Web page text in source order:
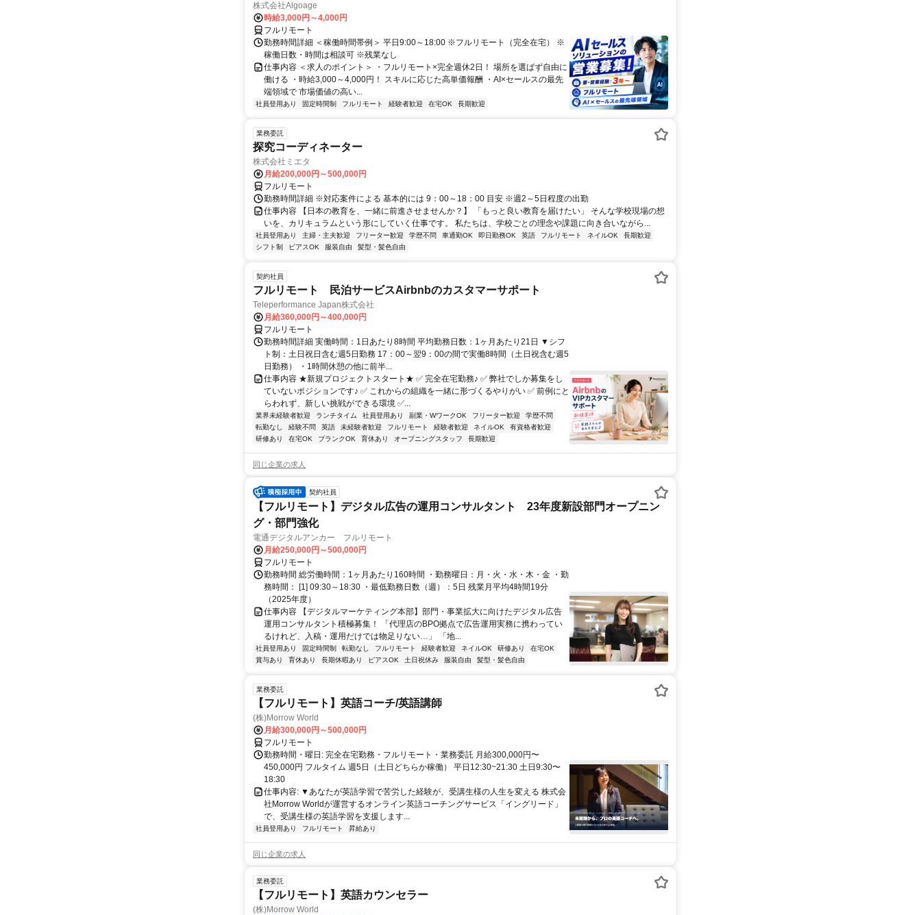
株式会社Algoage
時給3,000円～4,000円
フルリモート
勤務時間詳細 ＜稼働時間帯例＞ 平日9:00～18:00 ※フルリモート（完全在宅） ※
稼働日数・時間は相談可 ※残業なし
仕事内容 ＜求人のポイント＞ ・フルリモート×完全週休2日！ 場所を選ばず自由に
働ける ・時給3,000～4,000円！ スキルに応じた高単価報酬 ・AI×セールスの最先
端領域で 市場価値の高い...
社員登用あり 固定時間制 フルリモート 経験者歓迎 在宅OK 長期歓迎
業務委託
探究コーディネーター
株式会社ミエタ
月給200,000円～500,000円
フルリモート
勤務時間詳細 ※対応案件による 基本的には 9：00～18：00 目安 ※週2～5日程度の出勤
仕事内容 【日本の教育を、一緒に前進させませんか？】 「もっと良い教育を届けたい」 そんな学校現場の想
いを、カリキュラムという形にしていく仕事です。 私たちは、学校ごとの理念や課題に向き合いながら...
社員登用あり 主婦・主夫歓迎 フリーター歓迎 学歴不問 車通勤OK 即日勤務OK 英語 フルリモート ネイルOK
長期歓迎
シフト制
ピアスOK 服装自由 髪型・髪色自由
契約社員
フルリモート 民泊サービスAirbnbのカスタマーサポート
Teleperformance Japan株式会社
月給360,000円～400,000円
フルリモート
勤務時間詳細 実働時間：1日あたり8時間 平均勤務日数：1ヶ月あたり21日 ▼シフ
ト制：土日祝日含む週5日勤務 17：00～翌9：00の間で実働8時間（土日祝含む週5
日勤務） ・1時間休憩の他に前半...
仕事内容 ★新規プロジェクトスタート★ ✅ 完全在宅勤務♪ ✅ 弊社でしか募集をし
ていないポジションです♪ ✅ これからの組織を一緒に形づくるやりがい ✅ 前例にと
らわれず、新しい挑戦ができる環境 ✅...
業界未経験者歓迎 ランチタイム 社員登用あり 副業・WワークOK フリーター歓迎
学歴不問
転勤なし
経験不問 英語 未経験者歓迎 フルリモート 経験者歓迎 ネイルOK
有資格者歓迎
研修あり
在宅OK ブランクOK 育休あり オープニングスタッフ 長期歓迎
同じ企業の求人
契約社員
【フルリモート】デジタル広告の運用コンサルタント 23年度新設部門オープニン
グ・部門強化
電通デジタルアンカー フルリモート
月給250,000円～500,000円
フルリモート
勤務時間 総労働時間：1ヶ月あたり160時間 ・勤務曜日：月・火・水・木・金 ・勤
務時間： [1] 09:30～18:30 ・最低勤務日数（週）：5日 残業月平均4時間19分
（2025年度）
仕事内容 【デジタルマーケティング本部】部門・事業拡大に向けたデジタル広告
運用コンサルタント積極募集！ 「代理店のBPO拠点で広告運用実務に携わってい
るけれど、入稿・運用だけでは物足りない…」 「地...
社員登用あり 固定時間制 転勤なし フルリモート 経験者歓迎 ネイルOK 研修あり
在宅OK
賞与あり
育休あり 長期休暇あり ピアスOK 土日祝休み 服装自由 髪型・髪色自由
業務委託
【フルリモート】英語コーチ/英語講師
(株)Morrow World
月給300,000円～500,000円
フルリモート
勤務時間・曜日: 完全在宅勤務・フルリモート・業務委託 月給300,000円〜
450,000円 フルタイム 週5日（土日どちらか稼働） 平日12:30~21:30 土日9:30〜
18:30
仕事内容: ▼あなたが英語学習で苦労した経験が、受講生様の人生を変える 株式会
社Morrow Worldが運営するオンライン英語コーチングサービス「イングリード」
で、受講生様の英語学習を支援します...
社員登用あり フルリモート 昇給あり
同じ企業の求人
業務委託
【フルリモート】英語カウンセラー
(株)Morrow World